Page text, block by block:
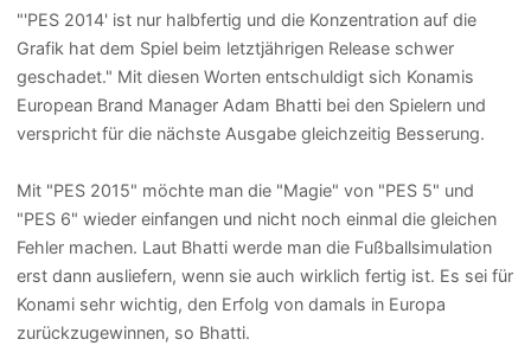
"'PES 2014' ist nur halbfertig und die Konzentration auf die
Grafik hat dem Spiel beim letztjährigen Release schwer
geschadet." Mit diesen Worten entschuldigt sich Konamis
European Brand Manager Adam Bhatti bei den Spielern und
verspricht für die nächste Ausgabe gleichzeitig Besserung.
Mit "PES 2015" möchte man die "Magie" von "PES 5" und
"PES 6" wieder einfangen und nicht noch einmal die gleichen
Fehler machen. Laut Bhatti werde man die Fußballsimulation
erst dann ausliefern, wenn sie auch wirklich fertig ist. Es sei für
Konami sehr wichtig, den Erfolg von damals in Europa
zurückzugewinnen, so Bhatti.